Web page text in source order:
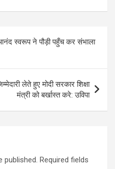
i
l
e
r
a
m
स्वरूप ने पौड़ी पहुँच कर संभाला
लेते हुए मोदी सरकार शिक्षा
मंत्री को बर्खास्त करे: उविपा
published. Required fields